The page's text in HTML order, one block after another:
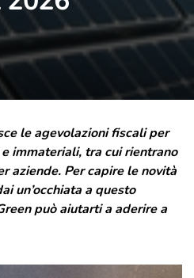
le agevolazioni fiscali per
immateriali, tra cui rientrano
aziende. Per capire le novità
un’occhiata a questo
può aiutarti a aderire a
rispecchia il presente
ma sempre con uno
tutto è iniziato.